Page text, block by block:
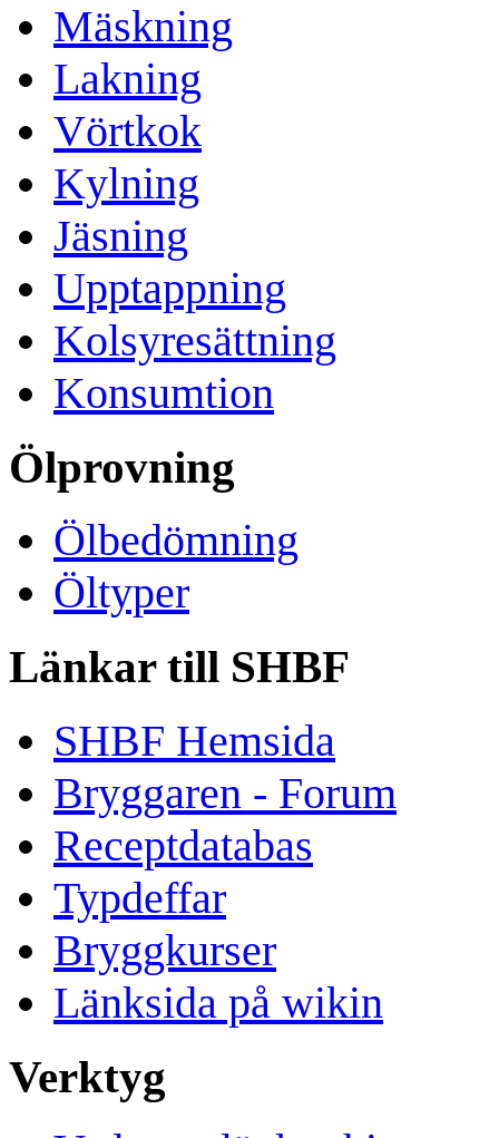
Mäskning
Lakning
Vörtkok
Kylning
Jäsning
Upptappning
Kolsyresättning
Konsumtion
Ölprovning
Ölbedömning
Öltyper
Länkar till SHBF
SHBF Hemsida
Bryggaren - Forum
Receptdatabas
Typdeffar
Bryggkurser
Länksida på wikin
Verktyg